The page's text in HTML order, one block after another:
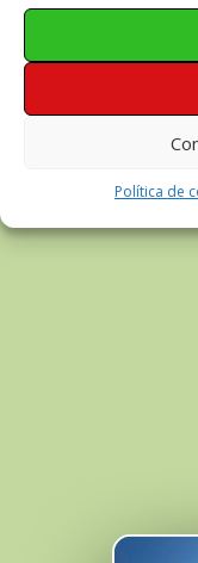
Política de